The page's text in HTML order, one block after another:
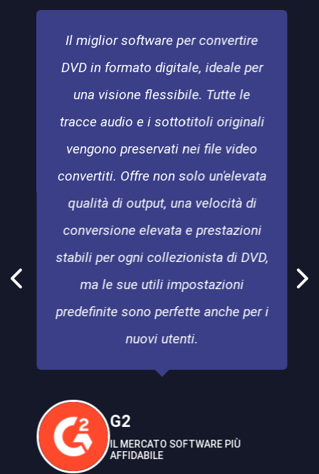
Il miglior software per convertire
DVD in formato digitale, ideale per
una visione flessibile. Tutte le
tracce audio e i sottotitoli originali
vengono preservati nei file video
convertiti. Offre non solo un'elevata
qualità di output, una velocità di
conversione elevata e prestazioni
stabili per ogni collezionista di DVD,
ma le sue utili impostazioni
predefinite sono perfette anche per i
nuovi utenti.
G2
IL MERCATO SOFTWARE PIÙ
AFFIDABILE